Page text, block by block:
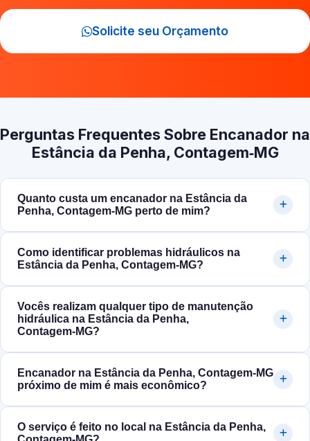
Solicite seu Orçamento
Perguntas Frequentes Sobre Encanador na
Estância da Penha, Contagem‑MG
Quanto custa um encanador na Estância da
Penha, Contagem‑MG perto de mim?
Como identificar problemas hidráulicos na
Estância da Penha, Contagem‑MG?
Vocês realizam qualquer tipo de manutenção
hidráulica na Estância da Penha,
Contagem‑MG?
Encanador na Estância da Penha, Contagem‑MG
próximo de mim é mais econômico?
O serviço é feito no local na Estância da Penha,